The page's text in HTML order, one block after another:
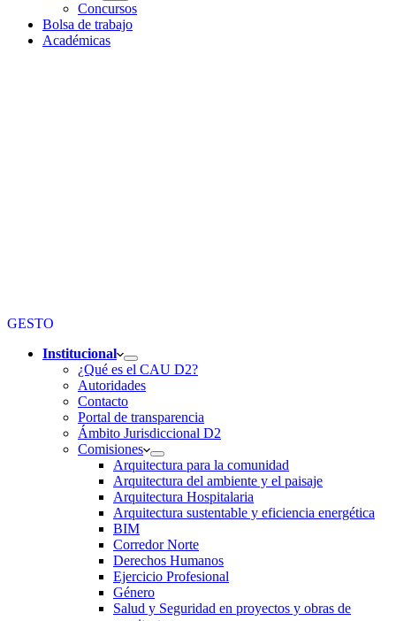
Concursos
Bolsa de trabajo
Académicas
GESTO
Institucional
¿Qué es el CAU D2?
Autoridades
Contacto
Portal de transparencia
Ámbito Jurisdiccional D2
Comisiones
Arquitectura para la comunidad
Arquitectura del ambiente y el paisaje
Arquitectura Hospitalaria
Arquitectura sustentable y eficiencia energética
BIM
Corredor Norte
Derechos Humanos
Ejercicio Profesional
Género
Salud y Seguridad en proyectos y obras de